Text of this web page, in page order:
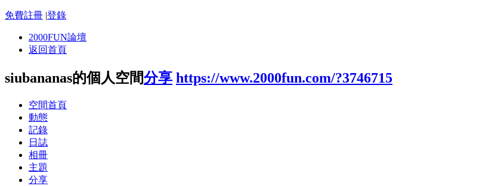
免費註冊 |登錄
2000FUN論壇
返回首頁
siubananas的個人空間分享 https://www.2000fun.com/?3746715
空間首頁
動態
記錄
日誌
相冊
主題
分享